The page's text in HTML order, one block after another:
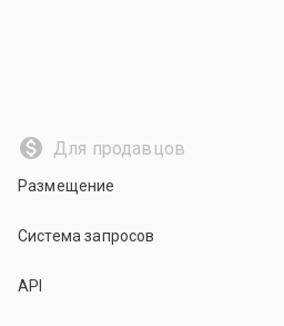
Для продавцов
Размещение
Система запросов
API